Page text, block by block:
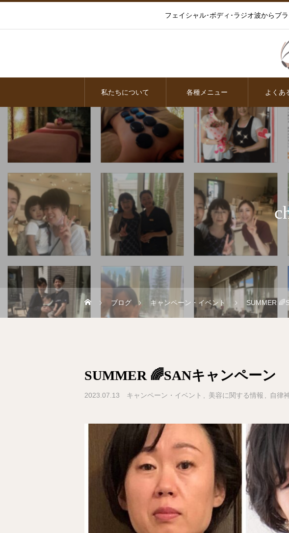
フェイシャル･ボディ･ラジオ波からブ
私たちについて 各種メニュー よくあ
ブログ キャンペーン・イベント SUMMER
SUMMER 🌈SANキャンペーン
2023.07.13 キャンペーン・イベント 美容に関する情報 自律